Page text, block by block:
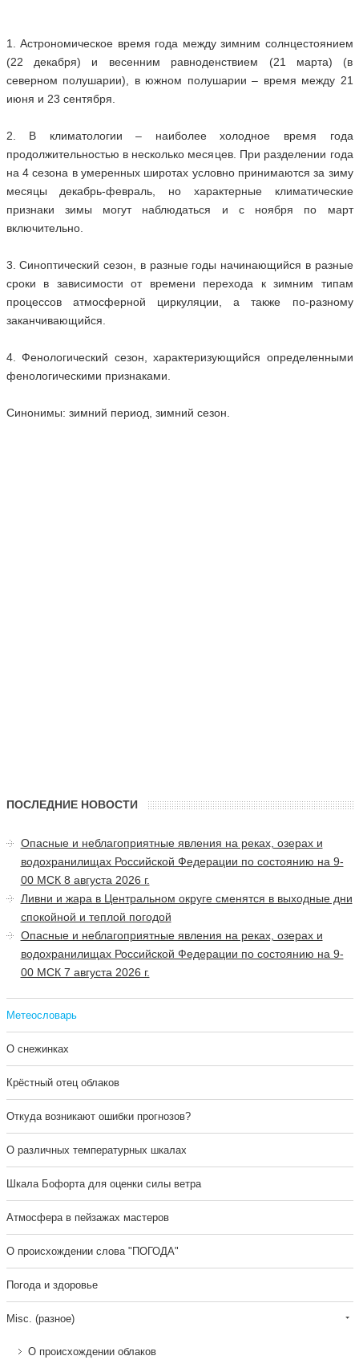
1. Астрономическое время года между зимним солнцестоянием
(22 декабря) и весенним равноденствием (21 марта) (в
северном полушарии), в южном полушарии – время между 21
июня и 23 сентября.
2. В климатологии – наиболее холодное время года
продолжительностью в несколько месяцев. При разделении года
на 4 сезона в умеренных широтах условно принимаются за зиму
месяцы декабрь-февраль, но характерные климатические
признаки зимы могут наблюдаться и с ноября по март
включительно.
3. Синоптический сезон, в разные годы начинающийся в разные
сроки в зависимости от времени перехода к зимним типам
процессов атмосферной циркуляции, а также по-разному
заканчивающийся.
4. Фенологический сезон, характеризующийся определенными
фенологическими признаками.
Синонимы: зимний период, зимний сезон.
ПОСЛЕДНИЕ НОВОСТИ
Опасные и неблагоприятные явления на реках, озерах и
водохранилищах Российской Федерации по состоянию на 9-
00 МСК 8 августа 2026 г.
Ливни и жара в Центральном округе сменятся в выходные дни
спокойной и теплой погодой
Опасные и неблагоприятные явления на реках, озерах и
водохранилищах Российской Федерации по состоянию на 9-
00 МСК 7 августа 2026 г.
Метеословарь
О снежинках
Крёстный отец облаков
Откуда возникают ошибки прогнозов?
О различных температурных шкалах
Шкала Бофорта для оценки силы ветра
Атмосфера в пейзажах мастеров
О происхождении слова "ПОГОДА"
Погода и здоровье
Misc. (разное)
О происхождении облаков